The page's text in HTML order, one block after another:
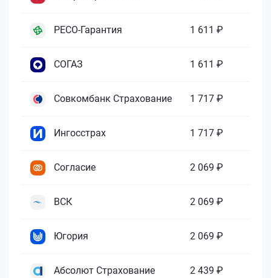
РЕСО-Гарантия 1 611 ₽
СОГАЗ 1 611 ₽
Совкомбанк Страхование 1 717 ₽
Ингосстрах 1 717 ₽
Согласие 2 069 ₽
ВСК 2 069 ₽
Югория 2 069 ₽
Абсолют Страхование 2 439 ₽